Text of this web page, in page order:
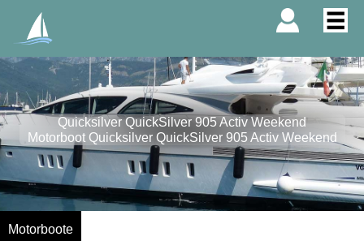
Quicksilver QuickSilver 905 Activ Weekend
Motorboot Quicksilver QuickSilver 905 Activ Weekend
Motorboote